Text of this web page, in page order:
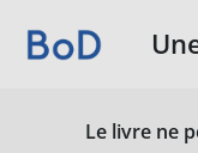
Le livre ne